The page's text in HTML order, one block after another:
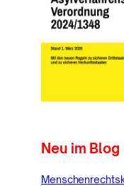
Neu im Blog